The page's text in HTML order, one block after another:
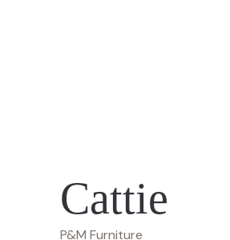
Cattie
P&M Furniture